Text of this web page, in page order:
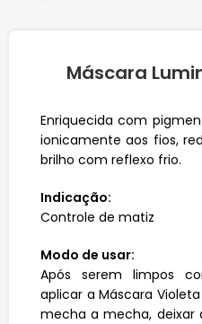
Máscara
Enriquecida com
ionicamente aos fios,
brilho com reflexo frio.
Indicação:
Controle de matiz
Modo de usar:
Após serem limpos
aplicar a Máscara
mecha a mecha, deixar